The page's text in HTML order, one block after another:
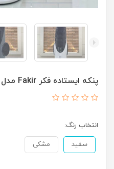
پنکه ایستاده فکر Fakir مدل TVL90 S
انتخاب رنگ:
سفید مشکی